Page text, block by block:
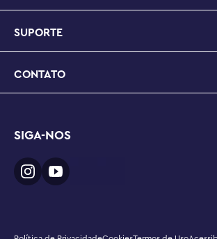
SUPORTE
CONTATO
SIGA-NOS